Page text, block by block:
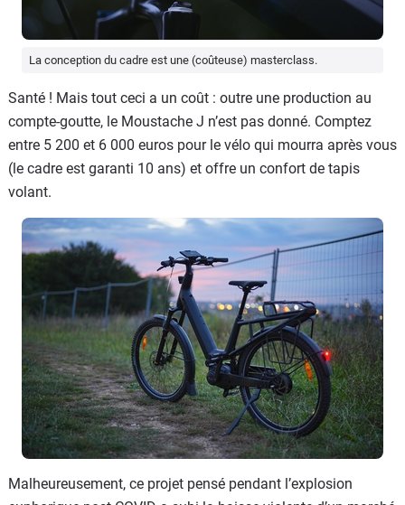
La conception du cadre est une (coûteuse) masterclass.
Santé ! Mais tout ceci a un coût : outre une production au
compte-goutte, le Moustache J n’est pas donné. Comptez
entre 5 200 et 6 000 euros pour le vélo qui mourra après vous
(le cadre est garanti 10 ans) et offre un confort de tapis
volant.
Malheureusement, ce projet pensé pendant l’explosion